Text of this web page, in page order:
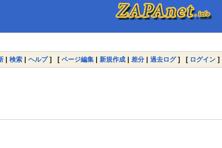
| 検索 | ヘルプ] [ ページ編集 | 新規作成 | 差分 | 過去ログ] [ ログイン ]